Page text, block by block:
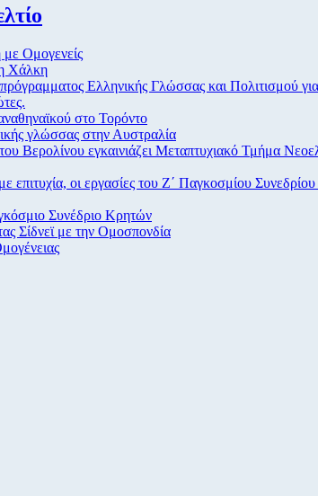
με Ομογενείς
Χάλκη
Ελληνικής Γλώσσας και Πολιτισμού
στο Τορόντο
γλώσσας στην Αυστραλία
Βερολίνου εγκαινιάζει Μεταπτυχιακό Τμήμα
επιτυχία, οι εργασίες του Ζ΄ Παγκοσμίου
Συνέδριο Κρητών
Σίδνεϊ με την Ομοσπονδία